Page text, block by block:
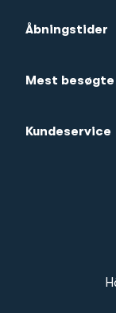
Åbningstider
Mest besøgte
Kundeservice